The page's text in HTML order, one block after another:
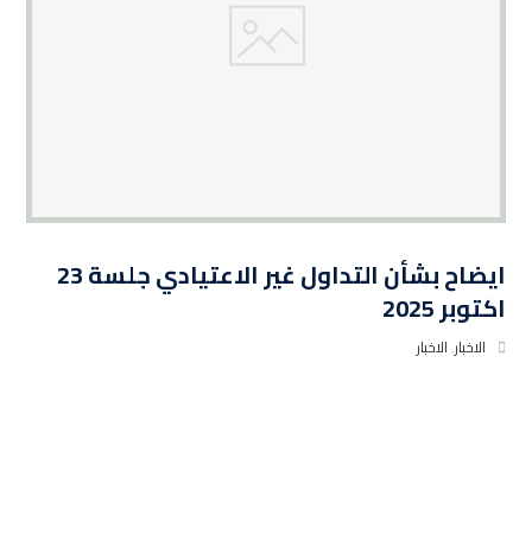
ايضاح بشأن التداول غير الاعتيادي جلسة 23
اكتوبر 2025
الاخبار,الاخبار